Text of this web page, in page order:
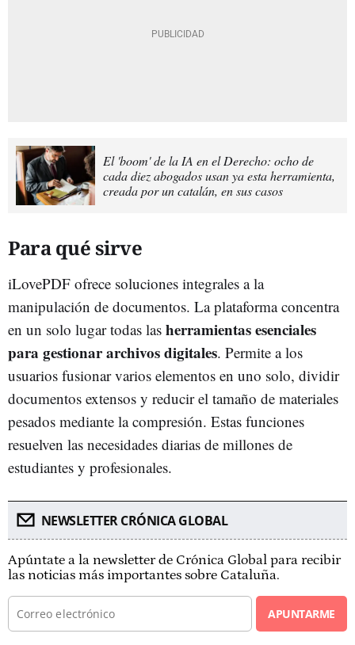
El 'boom' de la IA en el Derecho: ocho de
cada diez abogados usan ya esta herramienta,
creada por un catalán, en sus casos
Para qué sirve
iLovePDF ofrece soluciones integrales a la
manipulación de documentos. La plataforma concentra
en un solo lugar todas las herramientas esenciales
para gestionar archivos digitales. Permite a los
usuarios fusionar varios elementos en uno solo, dividir
documentos extensos y reducir el tamaño de materiales
pesados mediante la compresión. Estas funciones
resuelven las necesidades diarias de millones de
estudiantes y profesionales.
NEWSLETTER CRÓNICA GLOBAL
Apúntate a la newsletter de Crónica Global para recibir
las noticias más importantes sobre Cataluña.
APUNTARME